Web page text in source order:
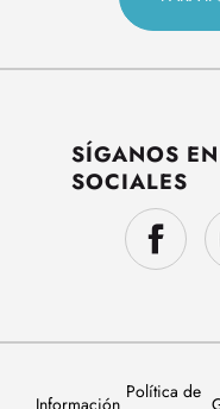
SÍGANOS
SOCIALES
Información
Política de